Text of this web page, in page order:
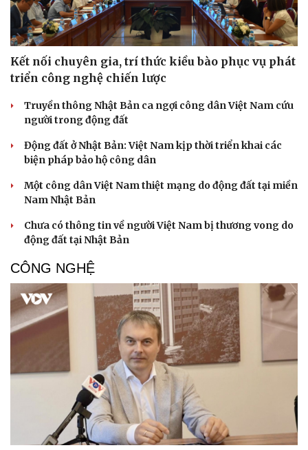
Vụ án
Tin nóng
Vũ khí
Kết nối chuyên gia, trí thức kiều bào phục vụ phát
triển công nghệ chiến lược
Truyền thông Nhật Bản ca ngợi công dân Việt Nam cứu
người trong động đất
Động đất ở Nhật Bản: Việt Nam kịp thời triển khai các
biện pháp bảo hộ công dân
Một công dân Việt Nam thiệt mạng do động đất tại miền
Nam Nhật Bản
Chưa có thông tin về người Việt Nam bị thương vong do
động đất tại Nhật Bản
CÔNG NGHỆ